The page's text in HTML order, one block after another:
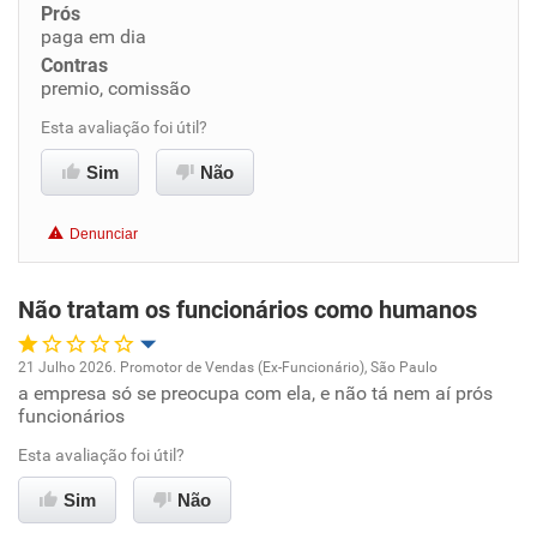
Ambiente de trabalho
Benefícios
Recomenda esta empresa
Recomenda a diretoria
Prós
paga em dia
Contras
premio, comissão
Esta avaliação foi útil?
Sim Não
Denunciar
Não tratam os funcionários como humanos
Oportunidade de promoção
Ambiente de trabalho
Conciliação com a vida familiar
21 Julho 2026. Promotor de Vendas (Ex-Funcionário), São Paulo
a empresa só se preocupa com ela, e não tá nem aí prós
funcionários
Esta avaliação foi útil?
Sim Não